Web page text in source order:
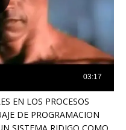
EN LOS PROCESOS
DE PROGRAMACION